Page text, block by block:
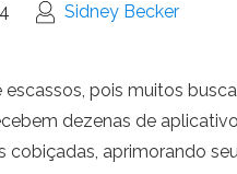
Sidney Becker
pois muitos
dezenas de
aprimorando